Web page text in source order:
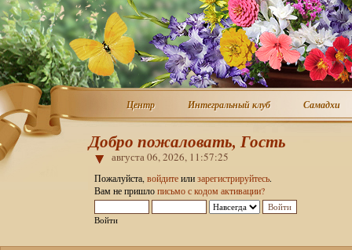
Центр
Центр Интегральный клуб
Интегральный клуб Самадхи
Самадхи
Добро пожаловать, Гость
августа 06, 2026, 11:57:25
Пожалуйста, войдите или зарегистрируйтесь.
Вам не пришло письмо с кодом активации?
Войти